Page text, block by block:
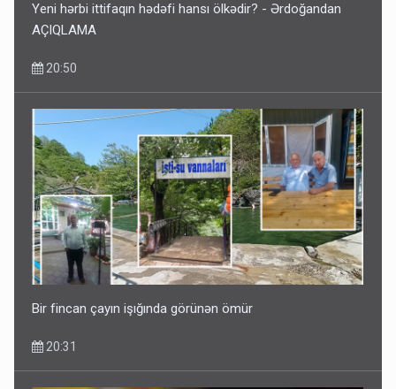
Media və Yayım Şurasına əlavə hüquq və vəzifələr verilib
13:24
Yeni hərbi ittifaqın hədəfi hansı ölkədir? - Ərdoğandan
AÇIQLAMA
20:50
Bir fincan çayın işığında görünən ömür
20:31